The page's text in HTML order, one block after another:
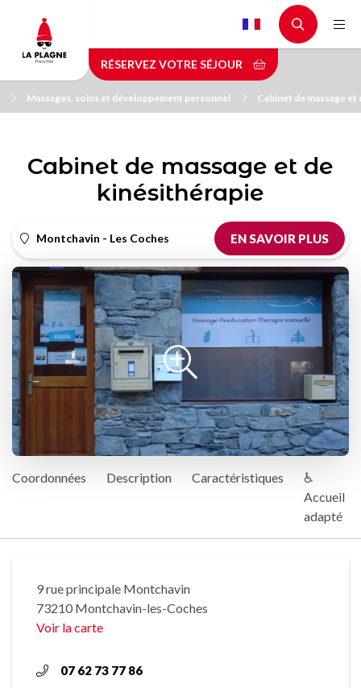
contenu
principal
RÉSERVEZ VOTRE SÉJOUR
Massages, soins et développement personnel Cabinet de massage
Cabinet de massage et de
kinésithérapie
Montchavin - Les Coches EN SAVOIR PLUS
Coordonnées Description Caractéristiques
♿
Accueil
adapté
9 rue principale Montchavin
73210 Montchavin-les-Coches
Voir la carte
07 62 73 77 86